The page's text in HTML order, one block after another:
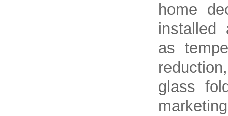
home
as
glass